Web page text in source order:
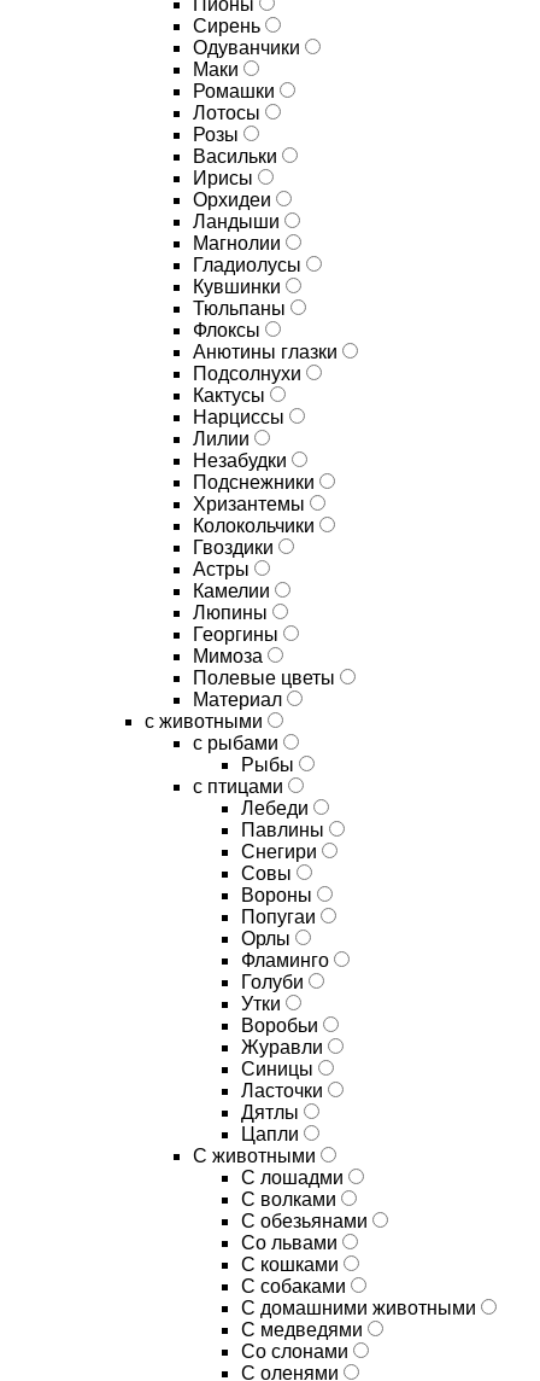
Пионы
Сирень
Одуванчики
Маки
Ромашки
Лотосы
Розы
Васильки
Ирисы
Орхидеи
Ландыши
Магнолии
Гладиолусы
Кувшинки
Тюльпаны
Флоксы
Анютины глазки
Подсолнухи
Кактусы
Нарциссы
Лилии
Незабудки
Подснежники
Хризантемы
Колокольчики
Гвоздики
Астры
Камелии
Люпины
Георгины
Мимоза
Полевые цветы
Материал
с животными
с рыбами
Рыбы
с птицами
Лебеди
Павлины
Снегири
Совы
Вороны
Попугаи
Орлы
Фламинго
Голуби
Утки
Воробьи
Журавли
Синицы
Ласточки
Дятлы
Цапли
С животными
С лошадми
С волками
С обезьянами
Со львами
С кошками
С собаками
С домашними животными
С медведями
Со слонами
С оленями